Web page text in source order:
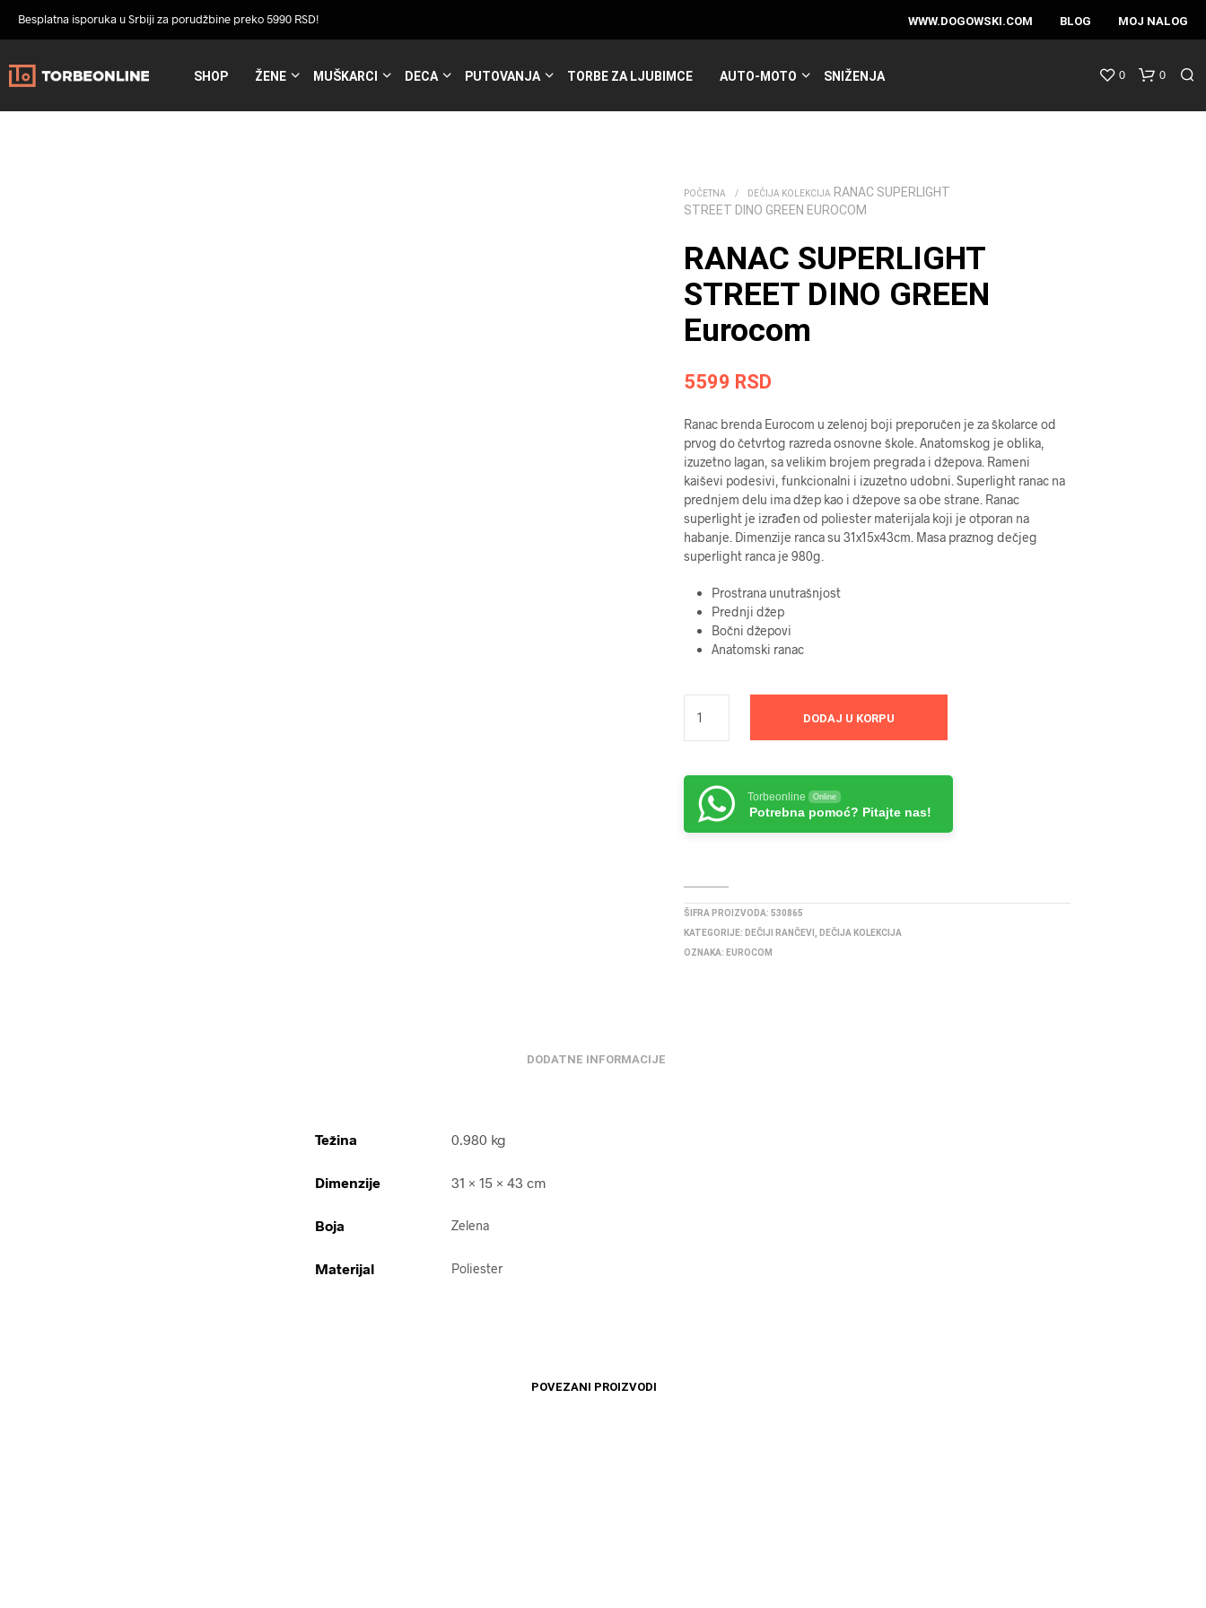
Besplatna isporuka u Srbiji za porudžbine preko 5990 RSD! WWW.DOGOWSKI.COM BLOG MOJ NALOG
SHOP ŽENE MUŠKARCI DECA PUTOVANJA TORBE ZA LJUBIMCE AUTO-MOTO SNIŽENJA 0 0
POČETNA / DEČIJA KOLEKCIJA RANAC SUPERLIGHT
STREET DINO GREEN EUROCOM
RANAC SUPERLIGHT
STREET DINO GREEN
Eurocom
5599 RSD
Ranac brenda Eurocom u zelenoj boji preporučen je za školarce od
prvog do četvrtog razreda osnovne škole. Anatomskog je oblika,
izuzetno lagan, sa velikim brojem pregrada i džepova. Rameni
kaiševi podesivi, funkcionalni i izuzetno udobni. Superlight ranac na
prednjem delu ima džep kao i džepove sa obe strane. Ranac
superlight je izrađen od poliester materijala koji je otporan na
habanje. Dimenzije ranca su 31x15x43cm. Masa praznog dečjeg
superlight ranca je 980g.
Prostrana unutrašnjost
Prednji džep
Bočni džepovi
Anatomski ranac
DODAJ U KORPU
Torbeonline Online
Potrebna pomoć? Pitajte nas!
ŠIFRA PROIZVODA:530865
KATEGORIJE: DEČIJI RANČEVI
DEČIJA KOLEKCIJA
OZNAKA: EUROCOM
DODATNE INFORMACIJE
Težina 0.980 kg
Dimenzije 31 × 15 × 43 cm
Boja Zelena
Materijal Poliester
POVEZANI PROIZVODI